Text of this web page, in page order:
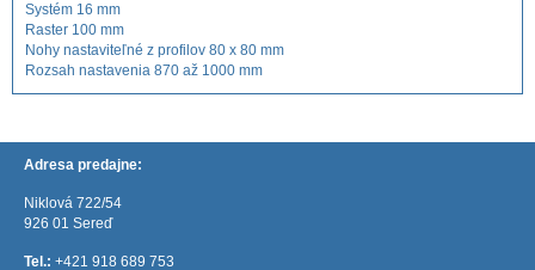
Systém 16 mm
Raster 100 mm
Nohy nastaviteľné z profilov 80 x 80 mm
Rozsah nastavenia 870 až 1000 mm
Adresa predajne:
Niklová 722/54
926 01 Sereď
Tel.: +421 918 689 753